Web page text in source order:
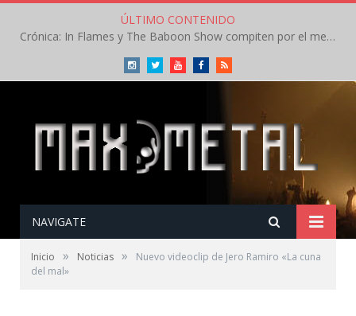
ÚLTIMO CONTENIDO
Crónica: In Flames y The Baboon Show compiten por el mejor concierto del día en el Leyendas del Rock – Viernes – Agosto 2026
InstagramTwitterYoutubeFacebookRSS
NAVIGATE
Inicio » Noticias »
Nuevo videoclip de Jero Ramiro «La cuna
del mal»